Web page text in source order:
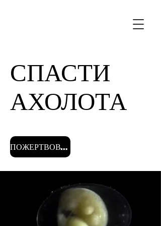
СПАСТИ
АХОЛОТА
ПОЖЕРТВОВАТЬ